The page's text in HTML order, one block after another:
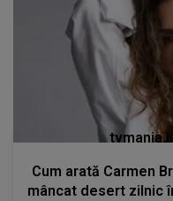
Cum arată Carmen
mâncat desert zilnic